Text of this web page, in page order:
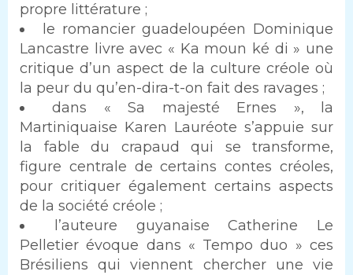
propre littérature ;
le romancier guadeloupéen Dominique
Lancastre livre avec « Ka moun ké di » une
critique d’un aspect de la culture créole où
la peur du qu’en-dira-t-on fait des ravages ;
dans « Sa majesté Ernes », la
Martiniquaise Karen Lauréote s’appuie sur
la fable du crapaud qui se transforme,
figure centrale de certains contes créoles,
pour critiquer également certains aspects
de la société créole ;
l’auteure guyanaise Catherine Le
Pelletier évoque dans « Tempo duo » ces
Brésiliens qui viennent chercher une vie